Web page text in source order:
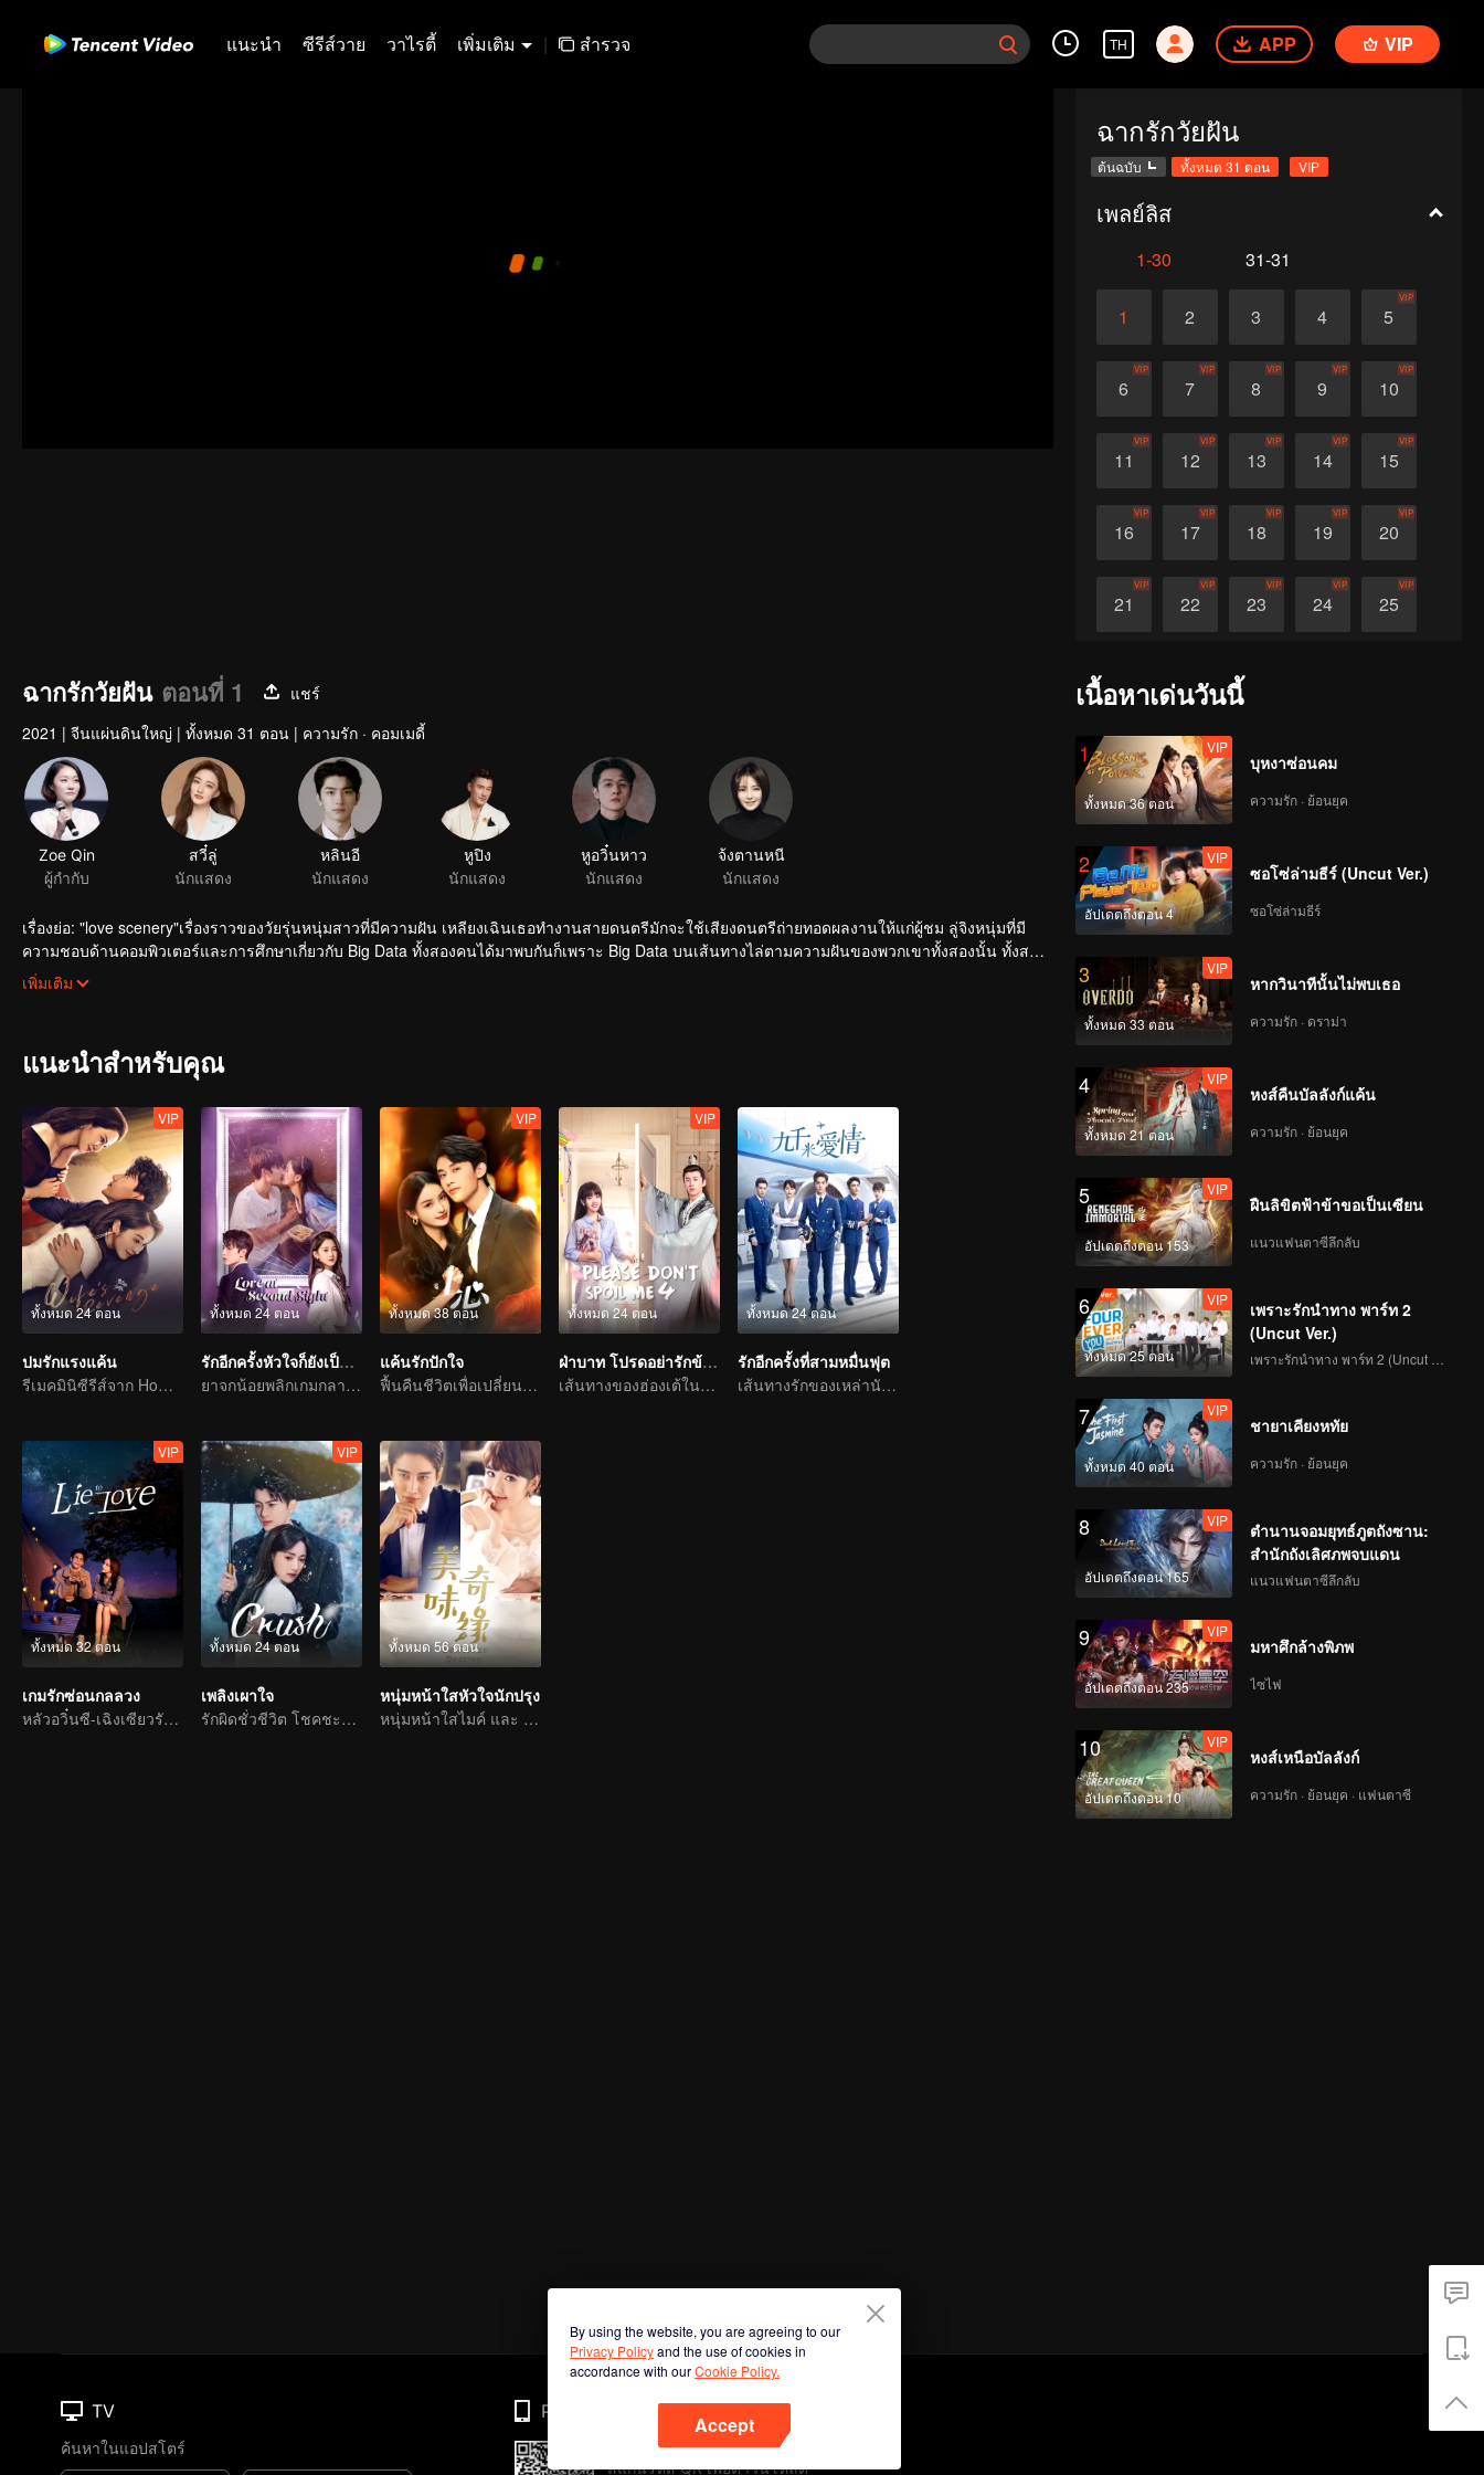
แนะนำ ซีรีส์วาย วาไรตี้ เพิ่มเติม | สำรวจ TH APP VIP
ฉากรักวัยฝัน
ต้นฉบับ ทั้งหมด 31 ตอน VIP
เพลย์ลิส
1-30 31-31
1 2 3 4 5
VIP
6
VIP
7
VIP
8
VIP
9
VIP
10
VIP
11
VIP
12
VIP
13
VIP
14
VIP
15
VIP
16
VIP
17
VIP
18
VIP
19
VIP
20
VIP
21
VIP
22
VIP
23
VIP
24
VIP
25
VIP
ฉากรักวัยฝัน ตอนที่ 1
แชร์
2021 | จีนแผ่นดินใหญ่ | ทั้งหมด 31 ตอน | ความรัก · คอมเมดี้
เรื่องย่อ: "love scenery"เรื่องราวของวัยรุ่นหนุ่มสาวที่มีความฝัน เหลียงเฉินเธอทำงานสายดนตรีมักจะใช้เสียงดนตรีถ่ายทอดผลงานให้แก่ผู้ชม ลู่จิงหนุ่มที่มี
ความชอบด้านคอมพิวเตอร์และการศึกษาเกี่ยวกับ Big Data ทั้งสองคนได้มาพบกันก็เพราะ Big Data บนเส้นทางไล่ตามความฝันของพวกเขาทั้งสองนั้น ทั้งสอง
ค่อย ๆ ใกล้ชิดกัน ไว้ใจซึ่งกันและกัน
เพิ่มเติม
แนะนำสำหรับคุณ
ทั้งหมด 24 ตอน
VIP
ปมรักแรงแค้น
รีเมคมินิซีรีส์จาก Home Temptation
ทั้งหมด 24 ตอน
รักอีกครั้งหัวใจก็ยังเป็นเธอ
ยาจกน้อยพลิกเกมกลายเป็นประธานจอมเผด็จการไล่จีบรักแรก
ทั้งหมด 38 ตอน
VIP
แค้นรักปักใจ
ฟื้นคืนชีวิตเพื่อเปลี่ยนโชคชะตา
ทั้งหมด 24 ตอน
VIP
ฝ่าบาท โปรดอย่ารักข้า ภาค4
เส้นทางของฮ่องเต้ในตามหาสนมรัก
ทั้งหมด 24 ตอน
รักอีกครั้งที่สามหมื่นฟุต
เส้นทางรักของเหล่านักบินหนุ่ม
ทั้งหมด 32 ตอน
VIP
เกมรักซ่อนกลลวง
หลัวอวิ๋นซี-เฉิงเซียวรักหวานซึ้งเต็มร้อย
ทั้งหมด 24 ตอน
VIP
เพลิงเผาใจ
รักผิดชั่วชีวิต โชคชะตาพัวพัน
ทั้งหมด 56 ตอน
หนุ่มหน้าใสหัวใจนักปรุง
หนุ่มหน้าใสไมค์ และ เหมาเสี่ยงถง กับความรักหวานชื่น
เนื้อหาเด่นวันนี้
1
ทั้งหมด 36 ตอน
VIP
บุหงาซ่อนคม
ความรัก · ย้อนยุค
2
อัปเดตถึงตอน 4
VIP
ซอโซ่ล่ามธีร์ (Uncut Ver.)
ซอโซ่ล่ามธีร์
3
ทั้งหมด 33 ตอน
VIP
หากวินาทีนั้นไม่พบเธอ
ความรัก · ดราม่า
4
ทั้งหมด 21 ตอน
VIP
หงส์คืนบัลลังก์แค้น
ความรัก · ย้อนยุค
5
อัปเดตถึงตอน 153
VIP
ฝืนลิขิตฟ้าข้าขอเป็นเซียน
แนวแฟนตาซีลึกลับ
6
ทั้งหมด 25 ตอน
VIP
เพราะรักนำทาง พาร์ท 2
(Uncut Ver.)
7
ทั้งหมด 40 ตอน
VIP
ชายาเคียงหทัย
ความรัก · ย้อนยุค
8
อัปเดตถึงตอน 165
VIP
ตำนานจอมยุทธ์ภูตถังซาน:
สำนักถังเลิศภพจบแดน
แนวแฟนตาซีลึกลับ
9
อัปเดตถึงตอน 235
VIP
มหาศึกล้างพิภพ
ไซไฟ
10
อัปเดตถึงตอน 10
VIP
หงส์เหนือบัลลังก์
ความรัก · ย้อนยุค · แฟนตาซี
By using the website, you are agreeing to our
Privacy Policyand the use of cookies in
accordance with ourCookie Policy.
Accept
TV
ค้นหาในแอปสโตร์
Phone
สแกนรหัส QR เพื่อดาวน์โหลด